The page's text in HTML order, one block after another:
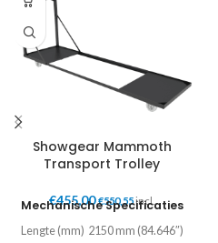
Showgear Mammoth
Transport Trolley
€455,00 €550,55incl.
Mechanische Specificaties
Lengte (mm) 2150 mm (84.646″)